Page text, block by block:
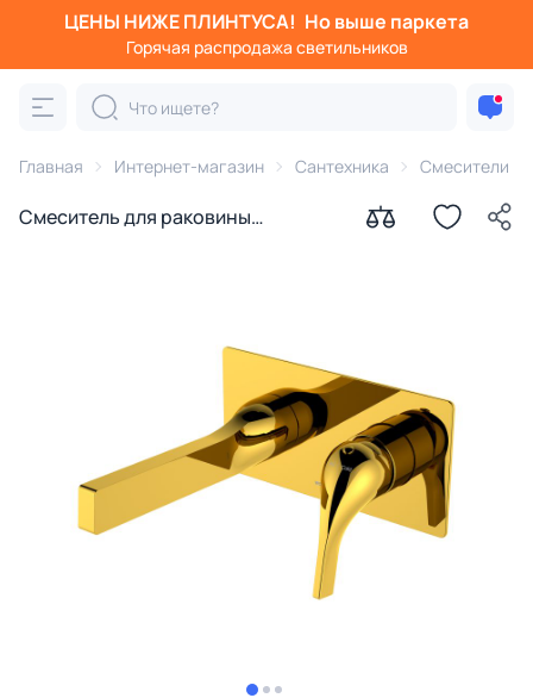
ЦЕНЫ НИЖЕ ПЛИНТУСА! Но выше паркета
Горячая распродажа светильников
Главная Интернет-магазин Сантехника Смесители
Смеситель для раковины